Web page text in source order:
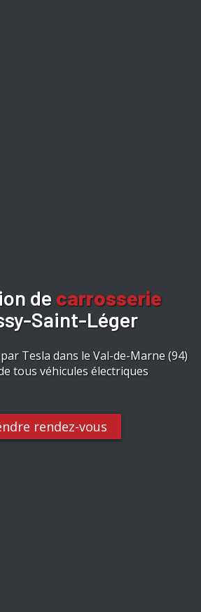
de carrosserie
Saint-Léger
Tesla dans le Val-de-Marne (94)
tous véhicules électriques
rendez-vous